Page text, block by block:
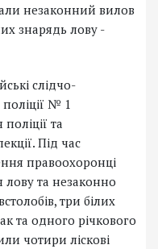
незаконний вилов
знарядь лову -
слідчо-
№ 1
та
Під час
правоохоронці
лову та незаконно
три білих
та одного річкового
чотири ліскові